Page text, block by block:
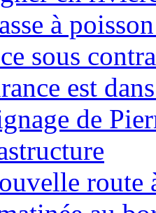
à
sous
est
de
route